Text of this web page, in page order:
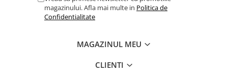
magazinului. Afla mai multe in Politica de
Confidentialitate
MAGAZINUL MEU
CLIENTI